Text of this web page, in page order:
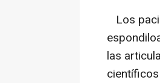
Los
las